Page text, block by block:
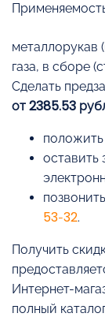
металлорукав
газа, в сборе
Cделать
от 2385.53
положить
оставить
53-32.
Получить
Интернет-
полный